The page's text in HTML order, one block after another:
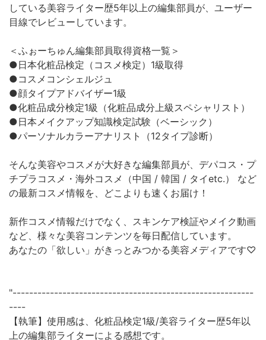
している美容ライター歴5年以上の編集部員が、ユーザー
目線でレビューしています。
＜ふぉーちゅん編集部員取得資格一覧＞
●日本化粧品検定（コスメ検定）1級取得
●コスメコンシェルジュ
●顔タイプアドバイザー1級
●化粧品成分検定1級（化粧品成分上級スペシャリスト）
●日本メイクアップ知識検定試験（ベーシック）
●パーソナルカラーアナリスト（12タイプ診断）
そんな美容やコスメが大好きな編集部員が、デパコス・プ
チプラコスメ・海外コスメ（中国 / 韓国 / タイetc.） など
の最新コスメ情報を、どこよりも速くお届け！
新作コスメ情報だけでなく、スキンケア検証やメイク動画
など、様々な美容コンテンツを毎日配信しています。
あなたの「欲しい」がきっとみつかる美容メディアです♡
"----------------------------------------------------------
----
【執筆】使用感は、化粧品検定1級/美容ライター歴5年以
上の編集部ライターによる感想です。